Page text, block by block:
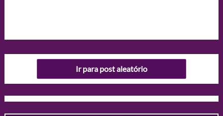
Ir para post aleatório